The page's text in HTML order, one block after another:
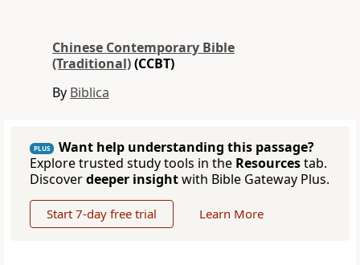
Chinese Contemporary Bible
(Traditional)(CCBT)
By Biblica
PLUS
Want help understanding this passage?
Explore trusted study tools in the Resourcestab.
Discoverdeeper insightwith Bible Gateway Plus.
Start 7-day free trial Learn More